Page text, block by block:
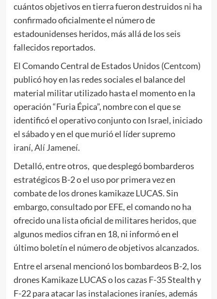
cuántos objetivos en tierra fueron destruidos ni ha
confirmado oficialmente el número de
estadounidenses heridos, más allá de los seis
fallecidos reportados.
El Comando Central de Estados Unidos (Centcom)
publicó hoy en las redes sociales el balance del
material militar utilizado hasta el momento en la
operación “Furia Épica”, nombre con el que se
identificó el operativo conjunto con Israel, iniciado
el sábado y en el que murió el líder supremo
iraní,Alí Jameneí.
Detalló, entre otros, que desplegó bombarderos
estratégicos B-2 o el uso por primera vez en
combate de los drones kamikaze LUCAS. Sin
embargo, consultado por EFE, el comando no ha
ofrecido una lista oficial de militares heridos, que
algunos medios cifran en 18, ni informó en el
último boletín el número de objetivos alcanzados.
Entre el arsenal mencionó los bombardeos B-2, los
drones Kamikaze LUCAS o los cazas F-35 Stealth y
F-22 para atacar las instalaciones iraníes, además